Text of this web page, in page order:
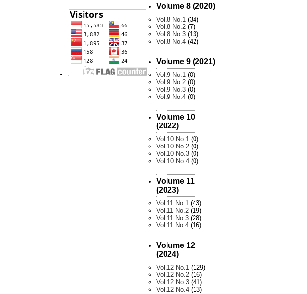
Volume 8 (2020)
Vol.8 No.1 (34)
Vol.8 No.2 (7)
Vol.8 No.3 (13)
Vol.8 No.4 (42)
Volume 9 (2021)
Vol.9 No.1 (0)
Vol.9 No.2 (0)
Vol.9 No.3 (0)
Vol.9 No.4 (0)
Volume 10
(2022)
Vol.10 No.1 (0)
Vol.10 No.2 (0)
Vol.10 No.3 (0)
Vol.10 No.4 (0)
Volume 11
(2023)
Vol.11 No.1 (43)
Vol.11 No.2 (19)
Vol.11 No.3 (28)
Vol.11 No.4 (16)
Volume 12
(2024)
Vol.12 No.1 (129)
Vol.12 No.2 (16)
Vol.12 No.3 (41)
Vol.12 No.4 (13)